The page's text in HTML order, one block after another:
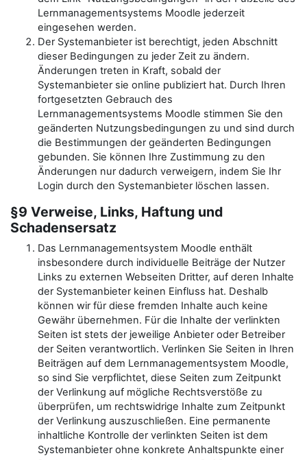
Lernmanagementsystems Moodle jederzeit
eingesehen werden.
Der Systemanbieter ist berechtigt, jeden Abschnitt
dieser Bedingungen zu jeder Zeit zu ändern.
Änderungen treten in Kraft, sobald der
Systemanbieter sie online publiziert hat. Durch Ihren
fortgesetzten Gebrauch des
Lernmanagementsystems Moodle stimmen Sie den
geänderten Nutzungsbedingungen zu und sind durch
die Bestimmungen der geänderten Bedingungen
gebunden. Sie können Ihre Zustimmung zu den
Änderungen nur dadurch verweigern, indem Sie Ihr
Login durch den Systemanbieter löschen lassen.
§9 Verweise, Links, Haftung und
Schadensersatz
Das Lernmanagementsystem Moodle enthält
insbesondere durch individuelle Beiträge der Nutzer
Links zu externen Webseiten Dritter, auf deren Inhalte
der Systemanbieter keinen Einfluss hat. Deshalb
können wir für diese fremden Inhalte auch keine
Gewähr übernehmen. Für die Inhalte der verlinkten
Seiten ist stets der jeweilige Anbieter oder Betreiber
der Seiten verantwortlich. Verlinken Sie Seiten in Ihren
Beiträgen auf dem Lernmanagementsystem Moodle,
so sind Sie verpflichtet, diese Seiten zum Zeitpunkt
der Verlinkung auf mögliche Rechtsverstöße zu
überprüfen, um rechtswidrige Inhalte zum Zeitpunkt
der Verlinkung auszuschließen. Eine permanente
inhaltliche Kontrolle der verlinkten Seiten ist dem
Systemanbieter ohne konkrete Anhaltspunkte einer